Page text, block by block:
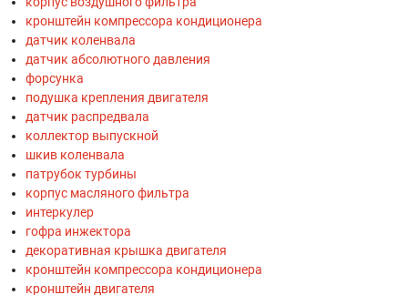
кронштейн компрессора кондиционера
датчик коленвала
датчик абсолютного давления
форсунка
подушка крепления двигателя
датчик распредвала
коллектор выпускной
шкив коленвала
патрубок турбины
корпус масляного фильтра
интеркулер
гофра инжектора
декоративная крышка двигателя
кронштейн компрессора кондиционера
кронштейн двигателя